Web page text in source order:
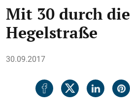
Mit 30 durch die
Hegelstraße
30.09.2017